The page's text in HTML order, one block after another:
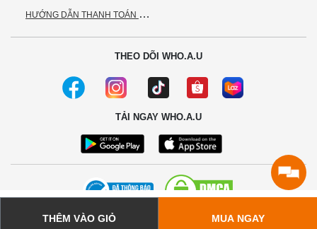
THÊM VÀO GIỎ MUA NGAY
H
ƯỚNG DẪN THANH TOÁN VNPAY
THEO DÕI WHO.A.U
TẢI NGAY WHO.A.U
© 2020 - Bản quyền thuộc về Công ty TNHH TC Commerce